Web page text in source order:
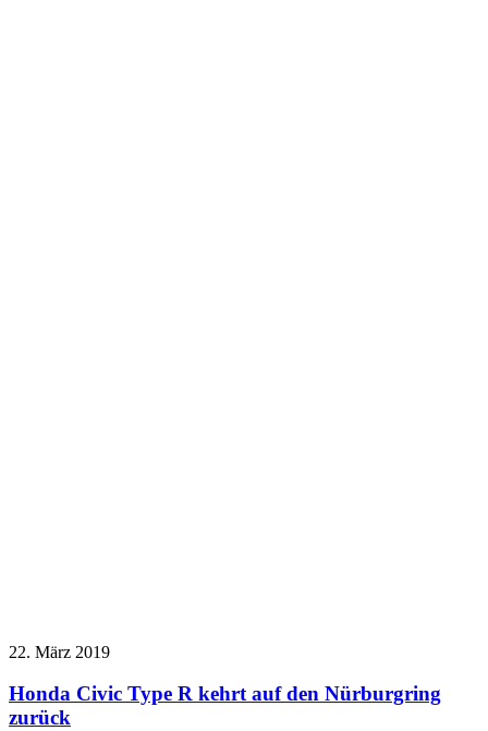
22. März 2019
Honda Civic Type R kehrt auf den Nürburgring
zurück